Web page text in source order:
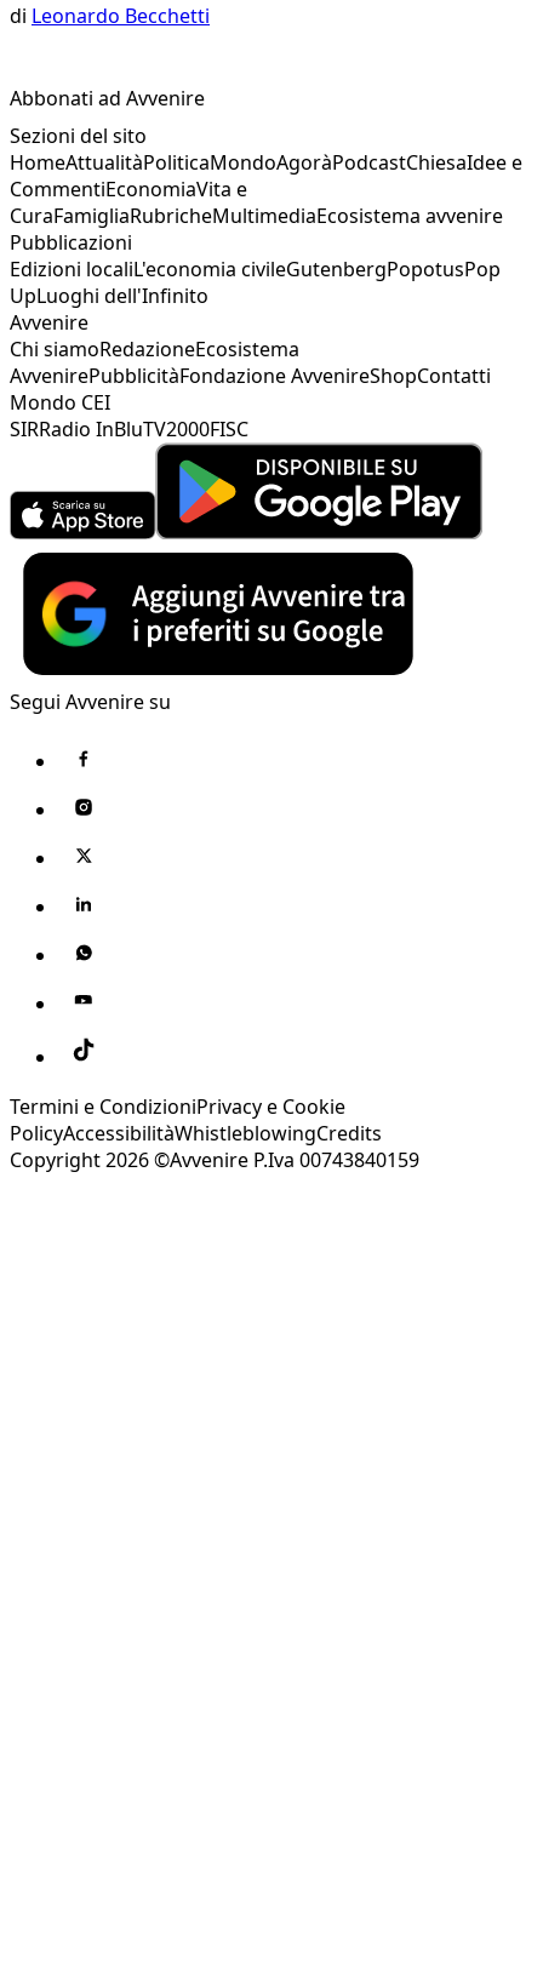
di Leonardo Becchetti
Abbonati ad Avvenire
Sezioni del sito
HomeAttualitàPoliticaMondoAgoràPodcastChiesaIdee e
CommentiEconomiaVita e
CuraFamigliaRubricheMultimediaEcosistema avvenire
Pubblicazioni
Edizioni localiL'economia civileGutenbergPopotusPop
UpLuoghi dell'Infinito
Avvenire
Chi siamoRedazioneEcosistema
AvvenirePubblicitàFondazione AvvenireShopContatti
Mondo CEI
SIRRadio InBluTV2000FISC
Segui Avvenire su
Termini e CondizioniPrivacy e Cookie
PolicyAccessibilitàWhistleblowingCredits
Copyright 2026 ©Avvenire P.Iva 00743840159